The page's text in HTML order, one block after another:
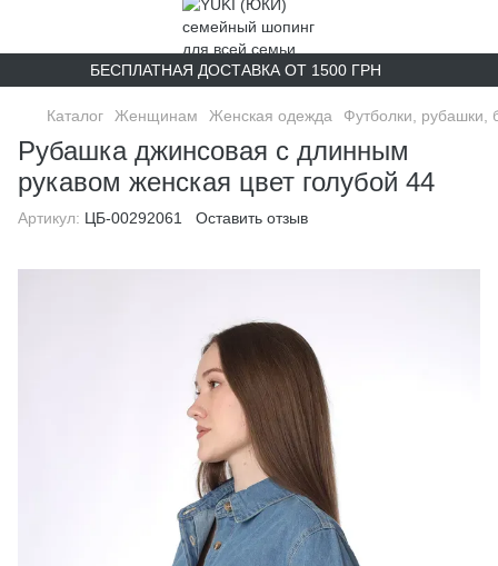
БЕСПЛАТНАЯ ДОСТАВКА ОТ 1500 ГРН
Каталог Женщинам Женская одежда Футболки, рубашки,
Рубашка джинсовая с длинным
рукавом женская цвет голубой 44
Артикул: ЦБ-00292061 Оставить отзыв